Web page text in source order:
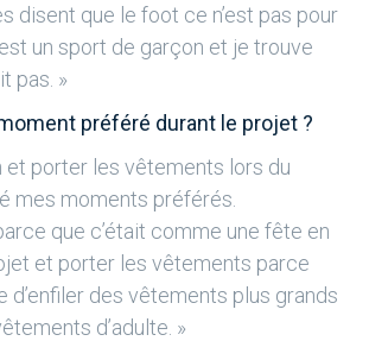
disent que le foot ce n’est pas pour
un sport de garçon et je trouve
pas. »
préféré durant le projet ?
et porter les vêtements lors du
mes moments préférés.
que c’était comme une fête en
et porter les vêtements parce
d’enfiler des vêtements plus grands
d’adulte. »